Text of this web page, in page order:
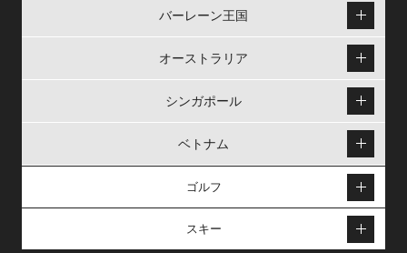
バーレーン王国
オーストラリア
シンガポール
ベトナム
ゴルフ
スキー